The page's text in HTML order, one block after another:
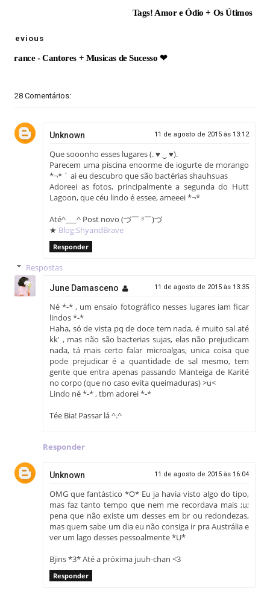
Tags! Amor e Ódio + Os Útimos
Previous
France - Cantores + Musicas de Sucesso ❤
28 Comentários:
Unknown 11 de agosto de 2015 às 13:12
Que sooonho esses lugares (. ♥ ‿ ♥).
Parecem uma piscina enoorme de iogurte de morango
*¬* ´ ai eu descubro que são bactérias shauhsuas
Adoreei as fotos, principalmente a segunda do Hutt
Lagoon, que céu lindo é essee, ameeei *¬*
Até^___^ Post novo (づ￣ ³￣)づ
★ Blog:ShyandBrave
Responder
Respostas
June Damasceno 11 de agosto de 2015 às 13:35
Né *-* , um ensaio fotográfico nesses lugares iam ficar
lindos *-*
Haha, só de vista pq de doce tem nada, é muito sal até
kk' , mas não são bacterias sujas, elas não prejudicam
nada, tá mais certo falar microalgas, unica coisa que
pode prejudicar é a quantidade de sal mesmo, tem
gente que entra apenas passando Manteiga de Karité
no corpo (que no caso evita queimaduras) >u<
Lindo né *-* , tbm adorei *-*
Tée Bia! Passar lá ^.^
Responder
Unknown 11 de agosto de 2015 às 16:04
OMG que fantástico *O* Eu ja havia visto algo do tipo,
mas faz tanto tempo que nem me recordava mais ;u;
pena que não existe um desses em br ou redondezas,
mas quem sabe um dia eu não consiga ir pra Austrália e
ver um lago desses pessoalmente *U*
Bjins *3* Até a próxima juuh-chan <3
Responder